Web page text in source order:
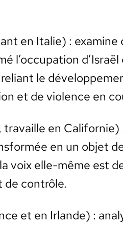
en Ital­ie) : exam­ine
l’occupation
reliant le
et de vio­lence en
tra­vaille en
en un objet
voix elle-même est
de con­trôle.
et en Irlande) :